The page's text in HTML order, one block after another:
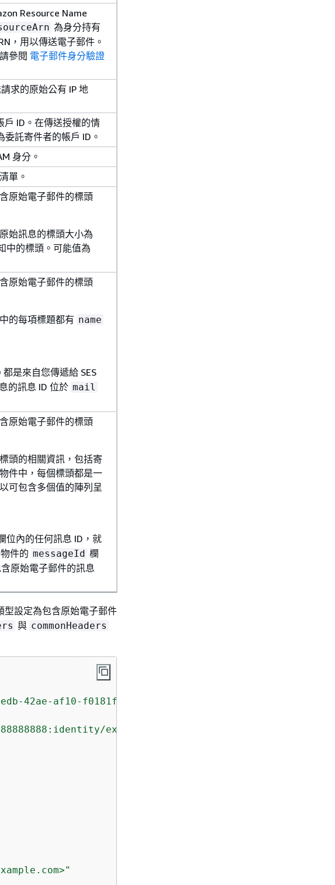
Resource Name
為身分持有
，用以傳送電子郵件。
參閱 電子郵件身分驗證
求的原始公有 IP 地
戶 ID。在傳送授權的情
委託寄件者的帳戶 ID。
身分。
單。
原始電子郵件的標頭
始訊息的標頭大小為
中的標頭。可能值為
原始電子郵件的標頭
的每項標題都有 name
是來自您傳遞給 SES
的訊息 ID 位於 mail
原始電子郵件的標頭
頭的相關資訊，包括寄
件中，每個標頭都是一
可包含多個值的陣列呈
位內的任何訊息 ID，就
件的 messageId 欄
原始電子郵件的訊息
型設定為包含原始電子郵件
與 commonHeaders
42ae-af10-f0181f34d6ee-000000"
example.com"